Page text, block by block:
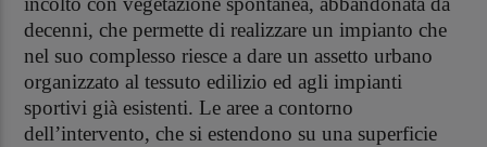
decenni, che permette di realizzare un impianto che
nel suo complesso riesce a dare un assetto urbano
organizzato al tessuto edilizio ed agli impianti
sportivi già esistenti. Le aree a contorno
dell’intervento, che si estendono su una superficie